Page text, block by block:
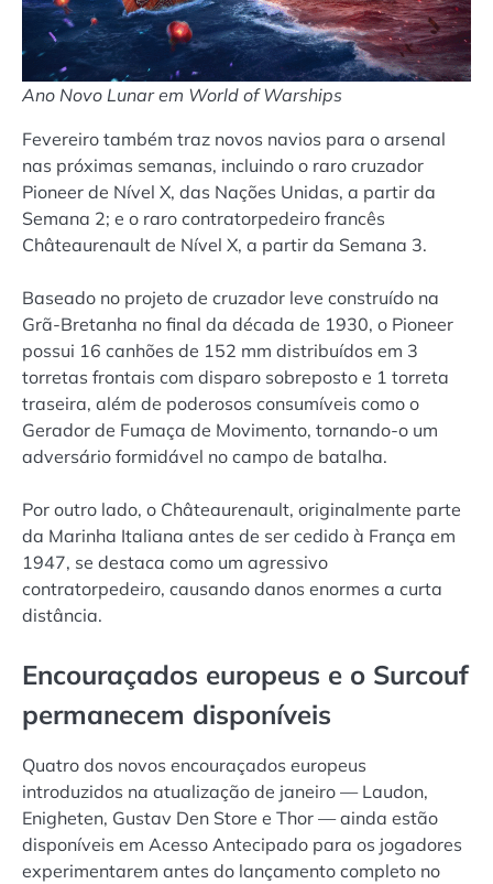
Ano Novo Lunar em World of Warships
Fevereiro também traz novos navios para o arsenal
nas próximas semanas, incluindo o raro cruzador
Pioneer de Nível X, das Nações Unidas, a partir da
Semana 2; e o raro contratorpedeiro francês
Châteaurenault de Nível X, a partir da Semana 3.
Baseado no projeto de cruzador leve construído na
Grã-Bretanha no final da década de 1930, o Pioneer
possui 16 canhões de 152 mm distribuídos em 3
torretas frontais com disparo sobreposto e 1 torreta
traseira, além de poderosos consumíveis como o
Gerador de Fumaça de Movimento, tornando-o um
adversário formidável no campo de batalha.
Por outro lado, o Châteaurenault, originalmente parte
da Marinha Italiana antes de ser cedido à França em
1947, se destaca como um agressivo
contratorpedeiro, causando danos enormes a curta
distância.
Encouraçados europeus e o Surcouf
permanecem disponíveis
Quatro dos novos encouraçados europeus
introduzidos na atualização de janeiro — Laudon,
Enigheten, Gustav Den Store e Thor — ainda estão
disponíveis em Acesso Antecipado para os jogadores
experimentarem antes do lançamento completo no